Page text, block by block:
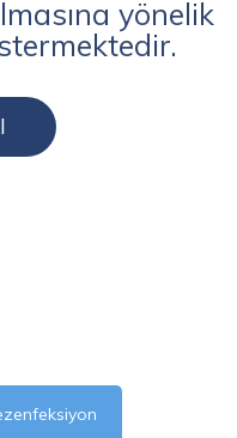
yönelik